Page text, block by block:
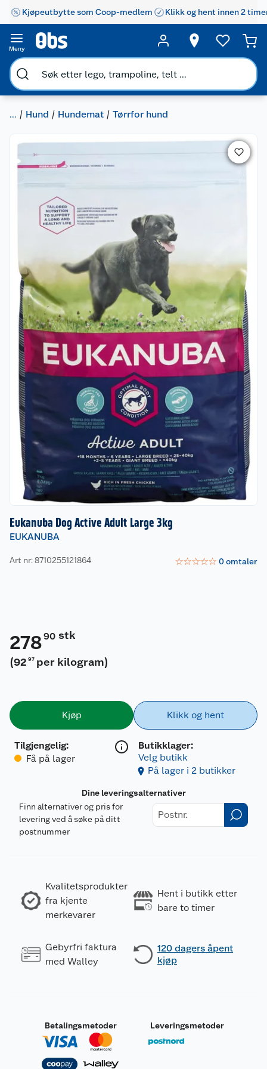
Kjøpeutbytte som Coop-medlem Klikk og hent innen 2
Meny
... Hund Hundemat Tørrfor hund
Eukanuba Dog Active Adult Large 3kg
EUKANUBA
Art nr: 8710255121864 ☆☆☆☆☆ 0omtaler
27890 stk
(92 97 per kilogram)
Kjøp
Tilgjengelig:
Få på lager
Klikk og hent
Butikklager:
Velg butikk
På lager i 2 butikker
Dine leveringsalternativer
Finn alternativer og pris for
levering ved å søke på ditt
postnummer
Kvalitetsprodukter
fra kjente
merkevarer
Hent i butikk etter
bare to timer
Gebyrfri faktura
med Walley
120 dagers åpent
kjøp
Betalingsmetoder Leveringsmetoder